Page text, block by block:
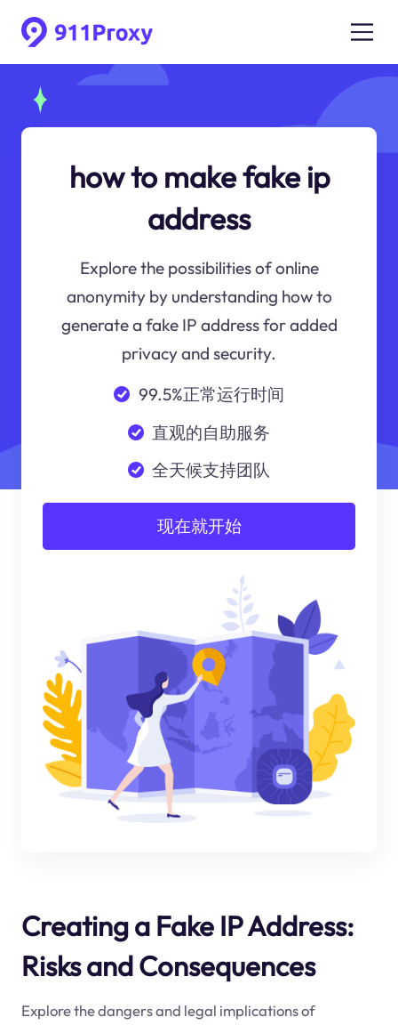
how to make fake ip
address
Explore the possibilities of online
anonymity by understanding how to
generate a fake IP address for added
privacy and security.
99.5%正常运行时间
直观的自助服务
全天候支持团队
现在就开始
Creating a Fake IP Address:
Risks and Consequences
Explore the dangers and legal implications of